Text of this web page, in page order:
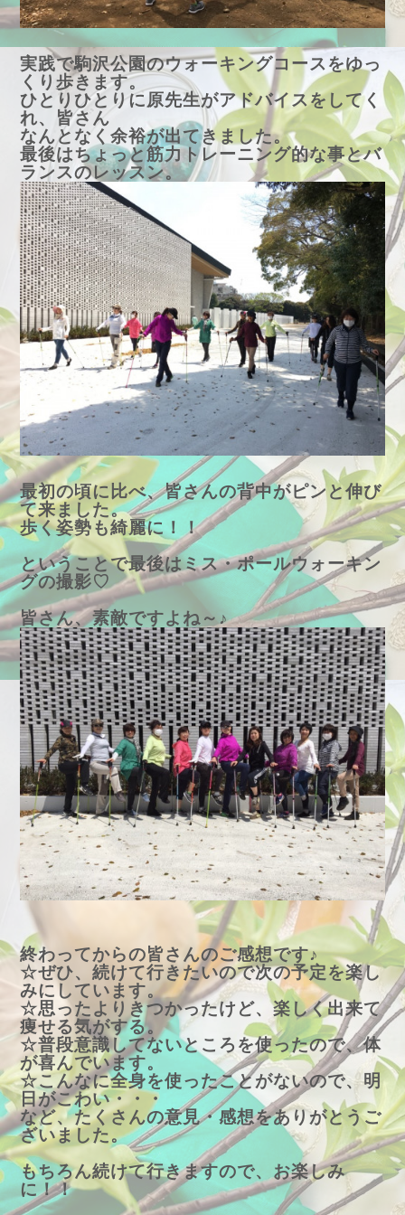
実践で駒沢公園のウォーキングコースをゆっ
くり歩きます。
ひとりひとりに原先生がアドバイスをしてく
れ、皆さん
なんとなく余裕が出てきました。
最後はちょっと筋力トレーニング的な事とバ
ランスのレッスン。
最初の頃に比べ、皆さんの背中がピンと伸び
て来ました。
歩く姿勢も綺麗に！！
ということで最後はミス・ポールウォーキン
グの撮影♡
皆さん、素敵ですよね～♪
終わってからの皆さんのご感想です♪
☆ぜひ、続けて行きたいので次の予定を楽し
みにしています。
☆思ったよりきつかったけど、楽しく出来て
痩せる気がする。
☆普段意識してないところを使ったので、体
が喜んでいます。
☆こんなに全身を使ったことがないので、明
日がこわい・・・
など、たくさんの意見・感想をありがとうご
ざいました。
もちろん続けて行きますので、お楽しみ
に！！